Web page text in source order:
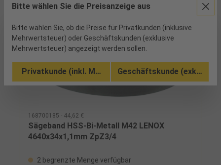
168700185 - 44,62 €
Sägeband HSS-Bi-Metall M42 LENOX
4640x34x1,1mm ZpZ3/4
2 begrenzte Menge verfügbar
Bitte wählen Sie die Preisanzeige aus
Bitte wählen Sie, ob die Preise für Privatkunden (inklusive
Mehrwertsteuer) oder Geschäftskunden (exklusive
Mehrwertsteuer) angezeigt werden sollen.
Privatkunde (inkl. MwSt.) Geschäftskunde (exkl.